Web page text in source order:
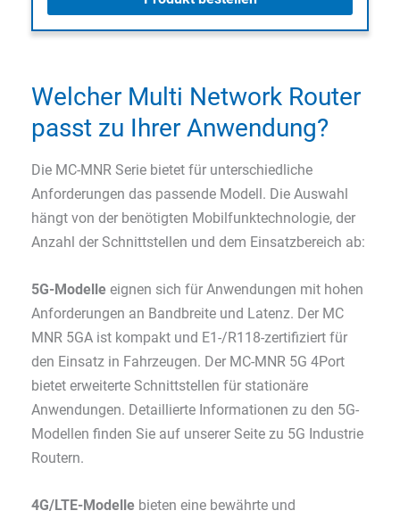
Welcher Multi Network Router
passt zu Ihrer Anwendung?
Die MC-MNR Serie bietet für unterschiedliche
Anforderungen das passende Modell. Die Auswahl
hängt von der benötigten Mobilfunktechnologie, der
Anzahl der Schnittstellen und dem Einsatzbereich ab:
5G-Modelle eignen sich für Anwendungen mit hohen
Anforderungen an Bandbreite und Latenz. Der MC
MNR 5GA ist kompakt und E1-/R118-zertifiziert für
den Einsatz in Fahrzeugen. Der MC-MNR 5G 4Port
bietet erweiterte Schnittstellen für stationäre
Anwendungen. Detaillierte Informationen zu den 5G-
Modellen finden Sie auf unserer Seite zu 5G Industrie
Routern.
4G/LTE-Modelle bieten eine bewährte und